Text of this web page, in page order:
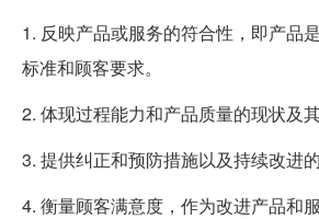
1. 反映产品或服务的符合性，即产品
标准和顾客要求。
2. 体现过程能力和产品质量的现状及其
3. 提供纠正和预防措施以及持续改进的
4. 衡量顾客满意度，作为改进产品和服